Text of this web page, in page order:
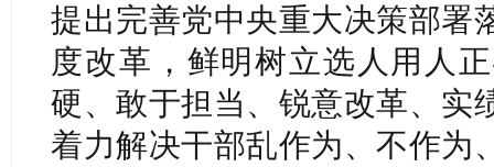
提出完善党中央重大决策部署
度改革，鲜明树立选人用人
硬、敢于担当、锐意改革、实
着力解决干部乱作为、不作为